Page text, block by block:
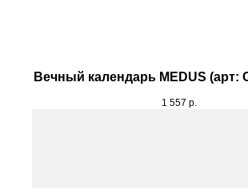
Вечный календарь MEDUS (арт:
1 557 р.